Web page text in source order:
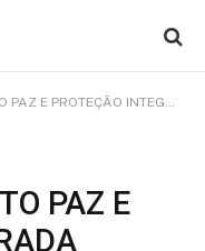
E PROTEÇÃO INTEGRADA
PAZ E